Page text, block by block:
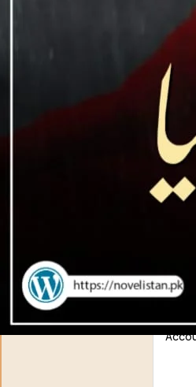
Agar aap ko hamari free